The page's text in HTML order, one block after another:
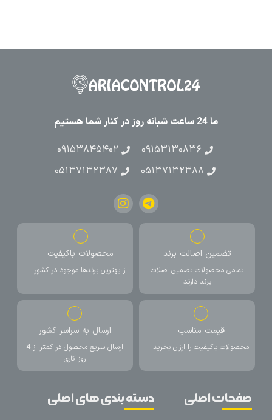
ما 24 ساعت شبانه روز در کنار شما هستیم
۰۹۱۵۳۱۳۰۸۳۶
۰۹۱۵۳۸۴۵۴۰۲
۰۵۱۳۷۱۳۲۳۸۸
۰۵۱۳۷۱۳۲۳۸۷
تضمین اصالت برند
تمامی محصولات تضمین اصلات
برند دارند
محصولات باکیفیت
از بهترین برندها موجود در کشور
قیمت مناسب
محصولات باکیفیت را ارزان بخرید
ارسال به سراسر کشور
ارسال سریع محصول در کمتر از 4
روز کاری
صفحات اصلی دسته بندی های اصلی